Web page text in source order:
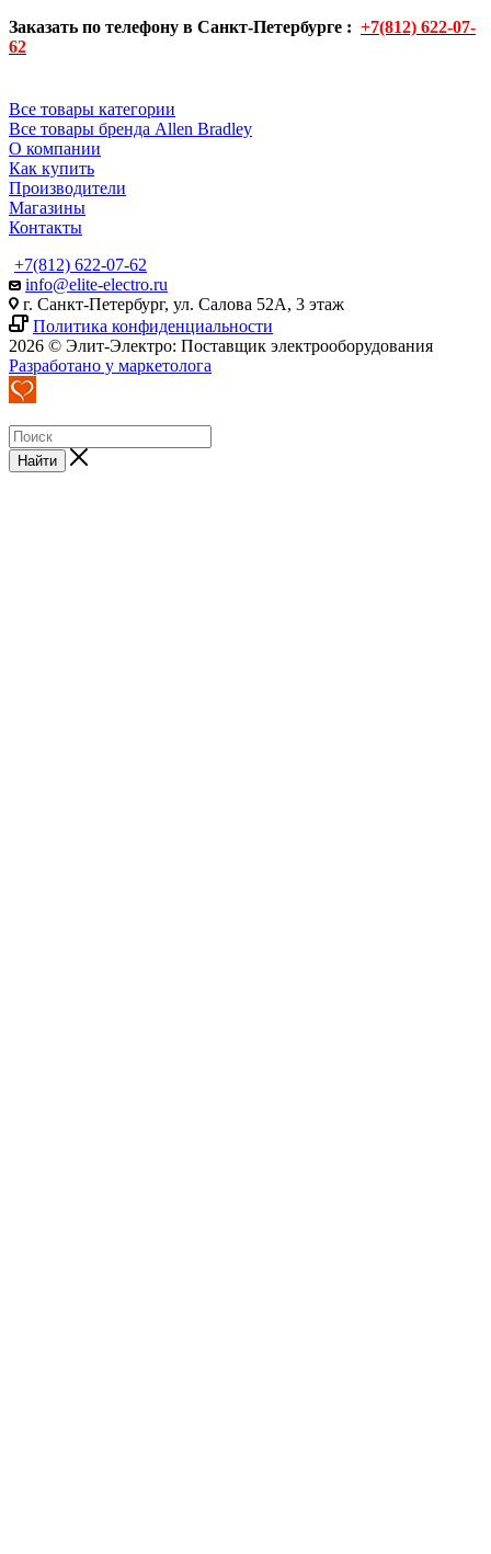
Заказать по телефону в Санкт-Петербурге : +7(812) 622-07-
62
Все товары категории
Все товары бренда Allen Bradley
О компании
Как купить
Производители
Магазины
Контакты
+7(812) 622-07-62
info@elite-electro.ru
г. Санкт-Петербург, ул. Салова 52А, 3 этаж
Политика конфиденциальности
2026 © Элит-Электро: Поставщик электрооборудования
Разработано у маркетолога
Найти